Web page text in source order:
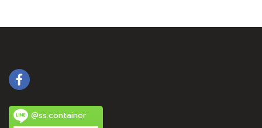
@ss.container